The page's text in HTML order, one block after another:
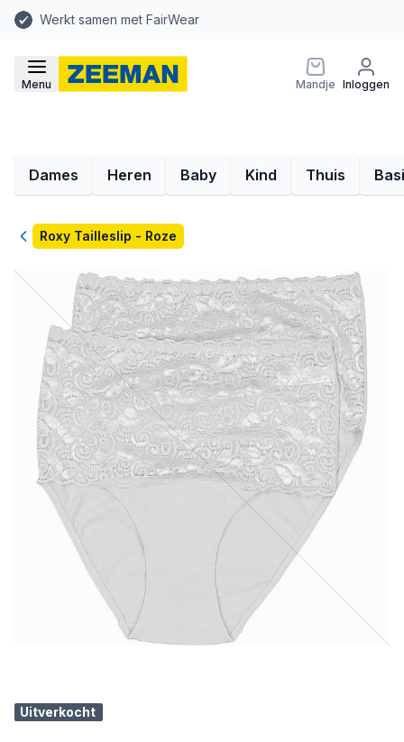
Werkt samen met FairWear
Menu Mandje Inloggen
Dames Heren Baby Kind Thuis
TerugRoxy Tailleslip - Roze
Uitverkocht